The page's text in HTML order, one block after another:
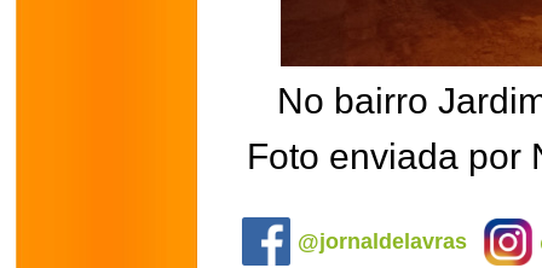
No bairro
Foto enviada por
@jornaldelavras